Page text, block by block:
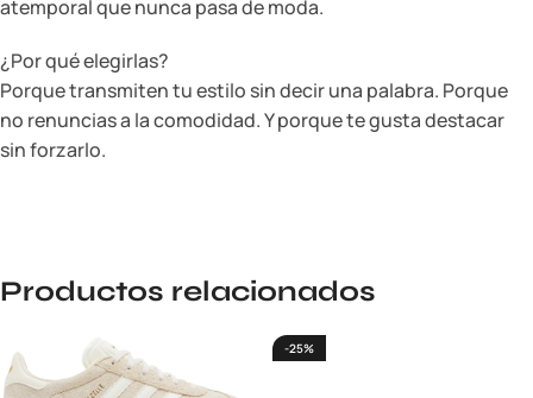
atemporal que nunca pasa de moda.
¿Por qué elegirlas?
Porque transmiten tu estilo sin decir una palabra. Porque
no renuncias a la comodidad. Y porque te gusta destacar
sin forzarlo.
Productos relacionados
-25%